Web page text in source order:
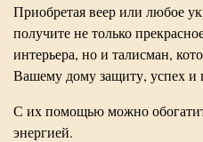
Приобретая веер или любое
получите не только
интерьера, но и талисман,
Вашему дому защиту, успех и
С их помощью можно
энергией.